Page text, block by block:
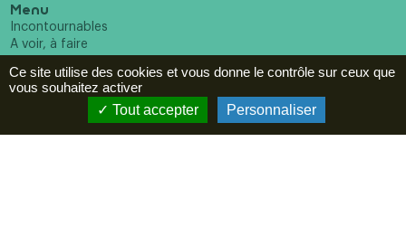
Menu
Incontournables
A voir, à faire
Restaurants
Agenda
ESPACE PRO
Ce site utilise des cookies et vous donne le contrôle sur ceux que
vous souhaitez activer
Tout accepter
Personnaliser